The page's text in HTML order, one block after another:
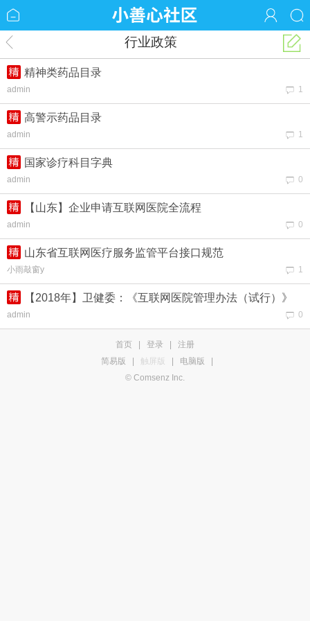
行业政策
1
精神类药品目录
admin
1
高警示药品目录
admin
0
国家诊疗科目字典
admin
0
【山东】企业申请互联网医院全流程
admin
1
山东省互联网医疗服务监管平台接口规范
小雨敲窗y
0
【2018年】卫健委：《互联网医院管理办法（试行）》
admin
首页 登录
注册
简易版
触屏版 电脑版
© Comsenz Inc.